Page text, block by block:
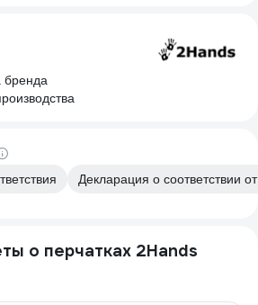
бренда
Декларация о соответствии
о перчатках 2Hands